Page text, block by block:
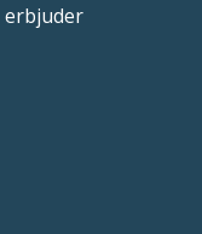
erbjuder